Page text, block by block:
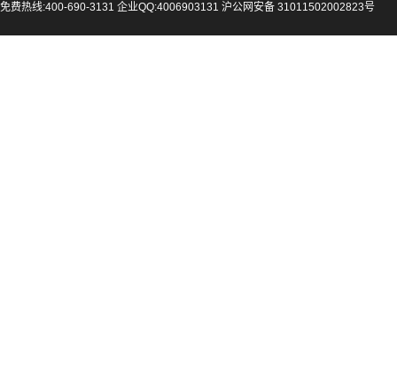
免费热线:400-690-3131 企业QQ:4006903131 沪公网安备 31011502002823号